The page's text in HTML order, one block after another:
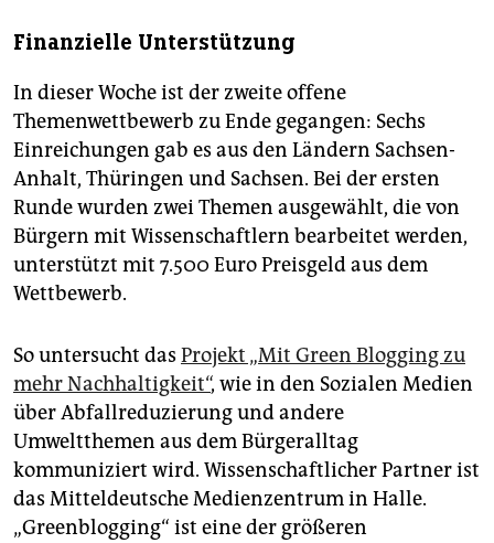
Finanzielle Unterstützung
In dieser Woche ist der zweite offene
Themenwettbewerb zu Ende gegangen: Sechs
Einreichungen gab es aus den Ländern Sachsen-
Anhalt, Thüringen und Sachsen. Bei der ersten
Runde wurden zwei Themen ausgewählt, die von
Bürgern mit Wissenschaftlern bearbeitet werden,
unterstützt mit 7.500 Euro Preisgeld aus dem
Wettbewerb.
So untersucht das Projekt „Mit Green Blogging zu
mehr Nachhaltigkeit“, wie in den Sozialen Medien
über Abfallreduzierung und andere
Umweltthemen aus dem Bürgeralltag
kommuniziert wird. Wissenschaftlicher Partner ist
das Mitteldeutsche Medienzentrum in Halle.
„Greenblogging“ ist eine der größeren